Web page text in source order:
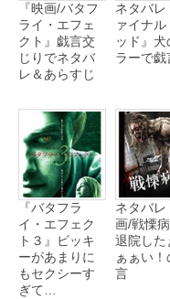
『映画/バタフ
ライ・エフェ
クト』戯言交
じりでネタバ
レ＆あらすじ
ネタバレ
ァイナル
ッド』犬
ラーで戯
『バタフラ
イ・エフェク
ト３』ビッキ
ーがあまりに
もセクシーす
ぎて…
ネタバレ
画/戦慄病
退院した
ぁぁい！
言